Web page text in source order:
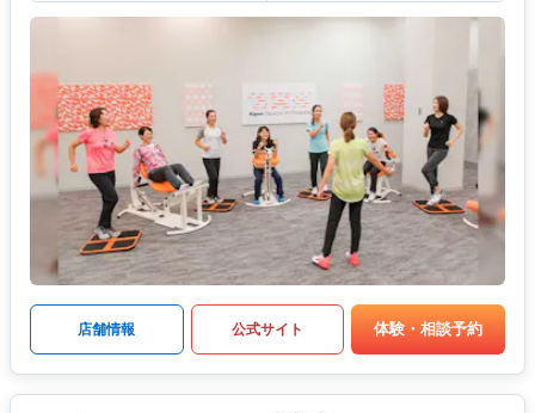
店舗情報 公式サイト 体験・相談予約